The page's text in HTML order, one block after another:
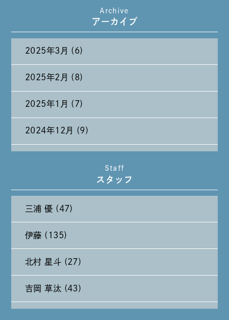
たまには純喫茶なんて～～～
Archive
アーカイブ
2025年3月 (6)
2025年2月 (8)
2025年1月 (7)
2024年12月 (9)
2024年9月 (11)
2024年8月 (11)
2024年7月 (11)
2024年6月 (12)
Staff
スタッフ
三浦 優 (47)
伊藤 (135)
北村 星斗 (27)
吉岡 草汰 (43)